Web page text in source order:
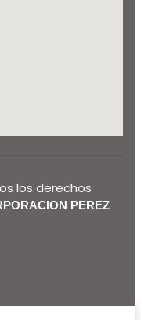
los derechos
PEREZ